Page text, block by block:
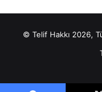
© Telif Hakkı 2026,